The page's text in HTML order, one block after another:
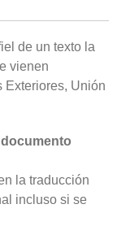
de un texto la
vienen
Exteriores, Unión
la traducción
incluso si se